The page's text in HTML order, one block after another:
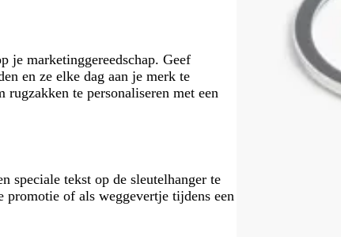
je marketinggereedschap. Geef
en ze elke dag aan je merk te
te personaliseren met een
speciale tekst op de sleutelhanger te
of als weggevertje tijdens een